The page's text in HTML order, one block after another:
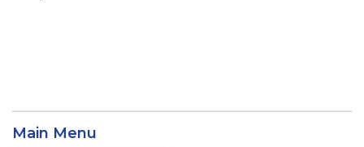
Main Menu